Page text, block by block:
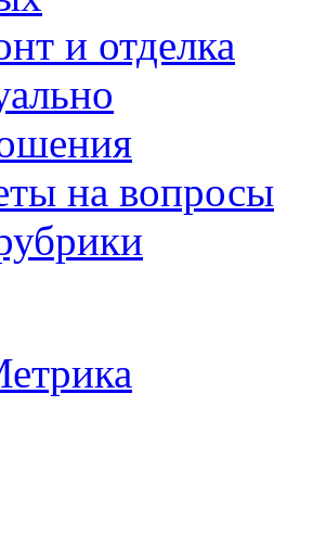
и отделка
на вопросы